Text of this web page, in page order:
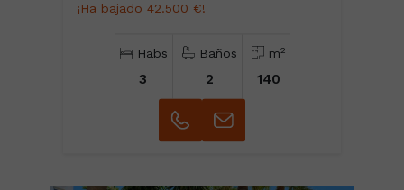
¡Ha bajado 42.500 €!
Habs
3
Baños
2
m2
140